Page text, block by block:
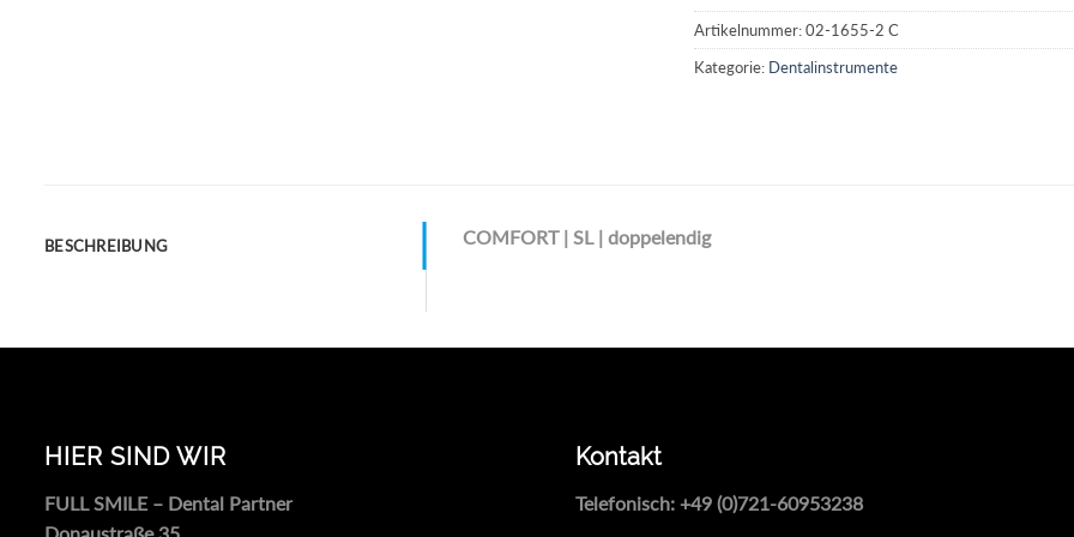
Artikelnummer:02-1655-2 C
Kategorie: Dentalinstrumente
BESCHREIBUNG COMFORT | SL | doppelendig
HIER SIND WIR
FULL SMILE – Dental Partner
Kontakt
Telefonisch:+49 (0)721-60953238